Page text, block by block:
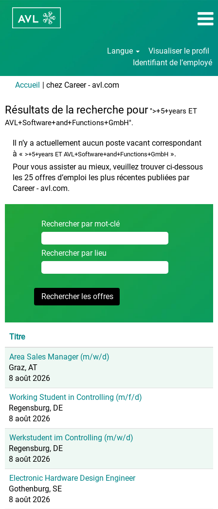
Langue
Visualiser le profil
Identifiant de l’employé
Accueil | chez Career - avl.com
Résultats de la recherche pour">+5+years ET
AVL+Software+and+Functions+GmbH".
Il n’y a actuellement aucun poste vacant correspondant
à « >+5+years ET AVL+Software+and+Functions+GmbH ».
Pour vous assister au mieux, veuillez trouver ci-dessous
les 25 offres d’emploi les plus récentes publiées par
Career - avl.com.
Rechercher par mot-clé
Rechercher par lieu
Titre
Area Sales Manager (m/w/d)
Graz, AT
8 août 2026
Working Student in Controlling (m/f/d)
Regensburg, DE
8 août 2026
Werkstudent im Controlling (m/w/d)
Regensburg, DE
8 août 2026
Electronic Hardware Design Engineer
Gothenburg, SE
8 août 2026